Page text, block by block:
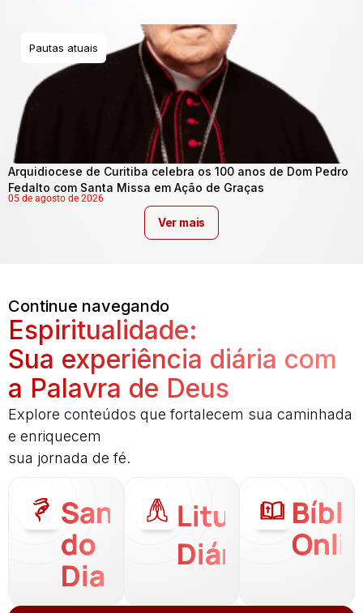
Pautas atuais
Arquidiocese de Curitiba celebra os 100 anos de Dom Pedro
Fedalto com Santa Missa em Ação de Graças
05 de agosto de 2026
Ver mais
Continue navegando
Espiritualidade:
Sua experiência diária com
a Palavra de Deus
Explore conteúdos que fortalecem sua caminhada
e enriquecem
sua jornada de fé.
Santo
do
Dia
Liturgia
Diária